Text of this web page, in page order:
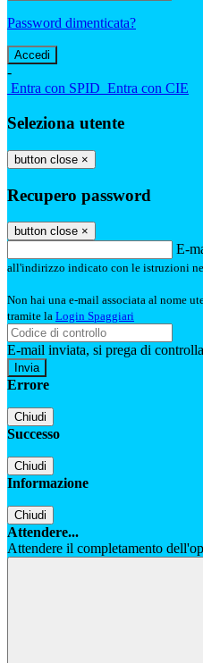
Password dimenticata?
-
Entra con SPID Entra con CIE
Seleziona utente
button close ×
Recupero password
button close ×
E-
all'indirizzo indicato con le istruzioni
Non hai una e-mail associata al nome
tramite la Login Spaggiari
E-mail inviata, si prega di
Errore
Chiudi
Successo
Chiudi
Informazione
Chiudi
Attendere...
Attendere il completamento